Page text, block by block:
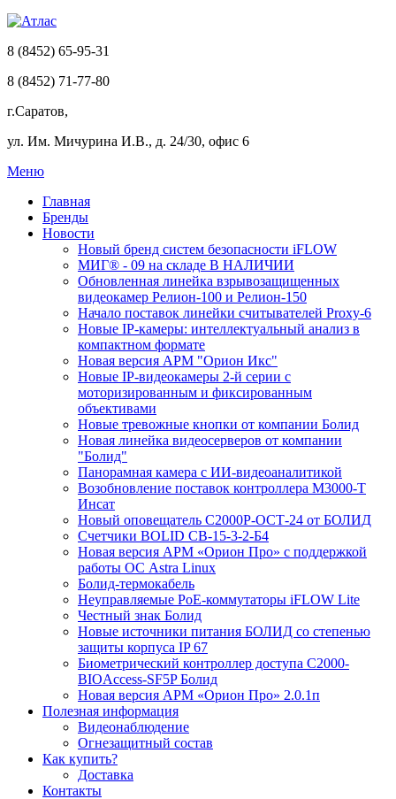
8 (8452) 65-95-31
8 (8452) 71-77-80
г.Саратов,
ул. Им. Мичурина И.В., д. 24/30, офис 6
Меню
Главная
Бренды
Новости
Новый бренд систем безопасности iFLOW
МИГ® - 09 на складе В НАЛИЧИИ
Обновленная линейка взрывозащищенных
видеокамер Релион-100 и Релион-150
Начало поставок линейки считывателей Proxy-6
Новые IP-камеры: интеллектуальный анализ в
компактном формате
Новая версия АРМ "Орион Икс"
Новые IP-видеокамеры 2-й серии с
моторизированным и фиксированным
объективами
Новые тревожные кнопки от компании Болид
Новая линейка видеосерверов от компании
"Болид"
Панорамная камера с ИИ-видеоаналитикой
Возобновление поставок контроллера М3000-Т
Инсат
Новый оповещатель С2000Р-ОСТ-24 от БОЛИД
Счетчики BOLID СВ-15-3-2-Б4
Новая версия АРМ «Орион Про» с поддержкой
работы ОС Astra Linux
Болид-термокабель
Неуправляемые PoE-коммутаторы iFLOW Lite
Честный знак Болид
Новые источники питания БОЛИД со степенью
защиты корпуса IP 67
Биометрический контроллер доступа С2000-
BIOAccess-SF5P Болид
Новая версия АРМ «Орион Про» 2.0.1п
Полезная информация
Видеонаблюдение
Огнезащитный состав
Как купить?
Доставка
Контакты